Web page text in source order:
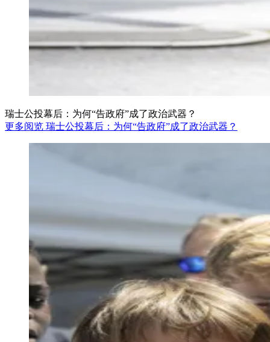
瑞士公投幕后：为何“告政府”成了政治武器？
更多阅览 瑞士公投幕后：为何“告政府”成了政治武器？